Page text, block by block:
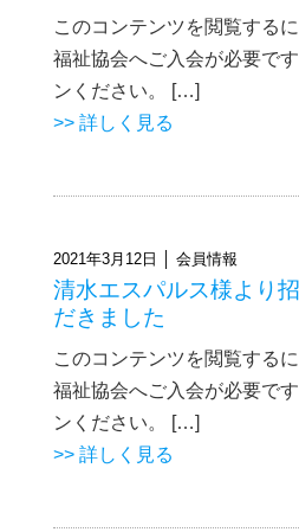
このコンテンツを閲覧する
福祉協会へご入会が必要で
ンください。 […]
>> 詳しく見る
2021年3月12日 │ 会員情報
清水エスパルス様より
だきました
このコンテンツを閲覧する
福祉協会へご入会が必要で
ンください。 […]
>> 詳しく見る